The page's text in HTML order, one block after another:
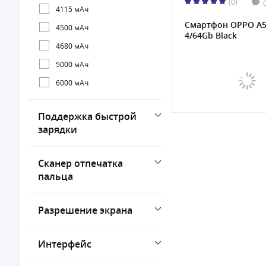
4115 мАч
4500 мАч
4680 мАч
5000 мАч
6000 мАч
Поддержка быстрой
зарядки
Сканер отпечатка
пальца
Разрешение экрана
Интерфейс
Смартфон OPPO
4/64Gb Black